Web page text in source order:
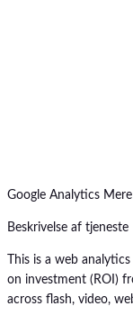
Google Analytics
Beskrivelse af tjeneste
This is a web
on investment (ROI)
across flash, video,